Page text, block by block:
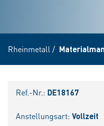
Rheinmetall /
Ref.-Nr.: DE18167
Anstellungsart: Vollzeit